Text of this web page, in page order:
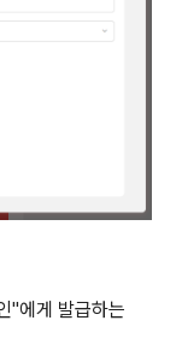
"에게 발급하는